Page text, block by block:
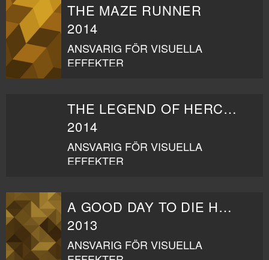
THE MAZE RUNNER
2014
ANSVARIG FÖR VISUELLA
EFFEKTER
THE LEGEND OF HERCULES
2014
ANSVARIG FÖR VISUELLA
EFFEKTER
A GOOD DAY TO DIE HARD
2013
ANSVARIG FÖR VISUELLA